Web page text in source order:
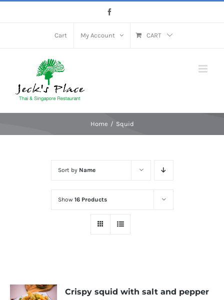
Cart My Account CART
Home Squid
Sort by Name
Show 16 Products
Crispy squid with salt and pepper